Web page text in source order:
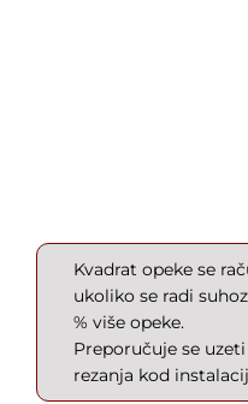
Kvadrat opeke se
ukoliko se radi
% više opeke.
Preporučuje se
rezanja kod